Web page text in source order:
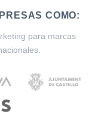
COMO:
para marcas